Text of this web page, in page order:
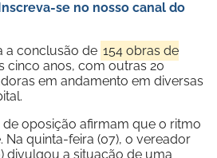
se no nosso canal do
a conclusão de 154 obras de
cinco anos, com outras 20
em andamento em diversas
oposição afirmam que o ritmo
Na quinta-feira (07), o vereador
divulgou a situação de uma